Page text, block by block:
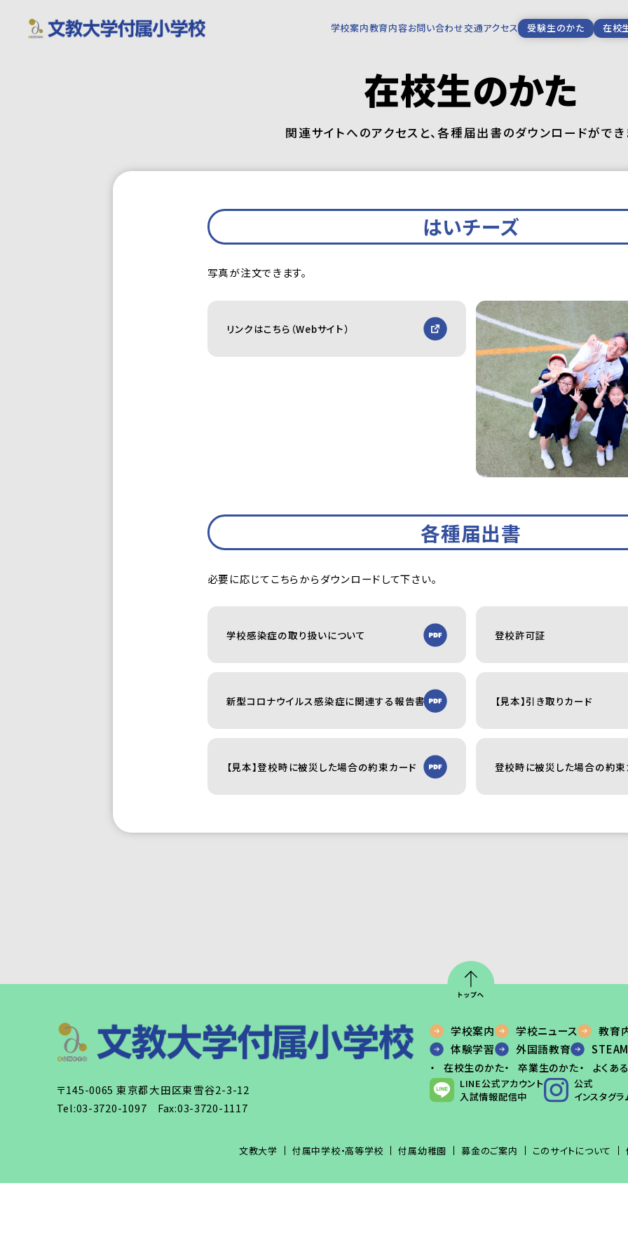
学校案内教育内容お問い合わせ交通アクセス 受験生のかた 在校
在校生のかた
関連サイトへのアクセスと、各種届出書のダウンロードができ
はいチーズ
写真が注文できます。
リンクはこちら（Webサイト）
各種届出書
必要に応じてこちらからダウンロードして下さい。
学校感染症の取り扱いについて 登校許可証
新型コロナウイルス感染症に関連する報告書 【見本】引き取りカード
【見本】登校時に被災した場合の約束カード 登校時に被災した場合の約束
〒145-0065 東京都大田区東雪谷2-3-12
Tel:03-3720-1097 Fax:03-3720-1117
学校案内 学校ニュース
教育
体験学習
外国語教育
在校生のかた 卒業生のかた よくあ
LINE公式アカウント
入試情報配信中
公式
インスタグラ
文教大学 付属中学校・高等学校 付属幼稚園 募金のご案内 このサイトについて